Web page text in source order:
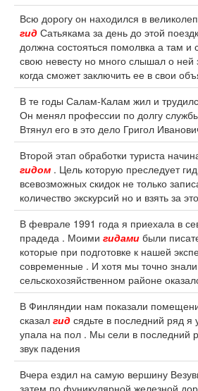
Всю дорогу он находился в
гид Сатьякама за день до этой
должна состояться помолвка а там и
свою невесту но много слышал о ней
когда сможет заключить ее в свои
В те годы Салам-Калам жил и
Он менял профессии по долгу
Втянул его в это дело Григол
Второй этап обработки туриста
гидом . Цель которую преследует
всевозможных скидок не только
количество экскурсий но и взять за
В феврале 1991 года я приехала в
прадеда . Моими гидами были
которые при подготовке к нашей
современные . И хотя мы точно
сельскохозяйственном районе
В Финляндии нам показали
сказал гид сядьте в последний ряд
упала на пол . Мы сели в последний
звук падения
Вчера ездил на самую вершину
затем по фуникулярной железной